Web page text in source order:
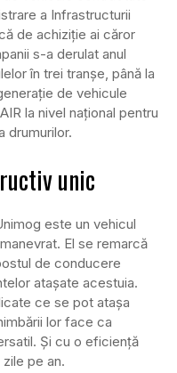
a Infrastructurii
de achiziție ai căror
s-a derulat anul
în trei tranșe, până la
de vehicule
la nivel național pentru
drumurilor.
unic
este un vehicul
El se remarcă
de conducere
atașate acestuia.
ce se pot atașa
lor face ca
Și cu o eficiență
pe an.